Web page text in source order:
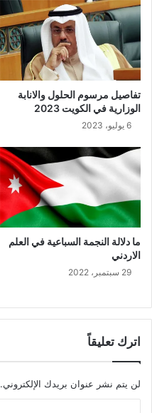
تفاصيل مرسوم الحلول والانابة
الوزارية في الكويت 2023
6 يوليو، 2023
ما دلالة النجمة السباعية في العلم
الاردني
29 سبتمبر، 2022
اترك تعليقاً
لن يتم نشر عنوان بريدك الإلكتروني.